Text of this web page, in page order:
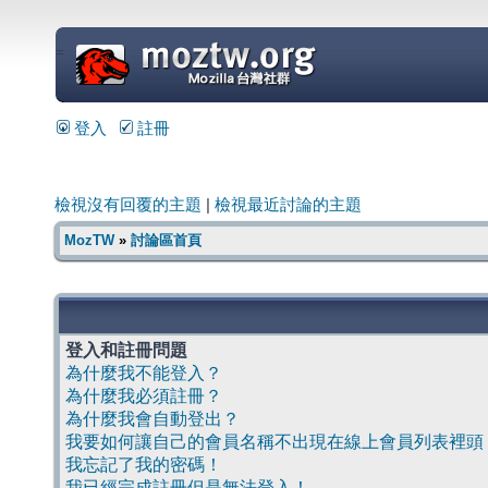
=
登入 註冊
檢視沒有回覆的主題 檢視最近討論的主題
MozTW» 討論區首頁
登入和註冊問題
為什麼我不能登入？
為什麼我必須註冊？
為什麼我會自動登出？
我要如何讓自己的會員名稱不出現在線上會員列表裡頭
我忘記了我的密碼！